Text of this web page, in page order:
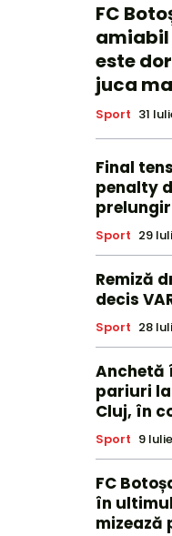
FC
amiabil
este
juca
Sport 31
Final
penalty
Sport 29
Remiză
decis
Sport 28
Anchetă
pariuri la
Cluj, în
Sport 9
FC
în
mizează